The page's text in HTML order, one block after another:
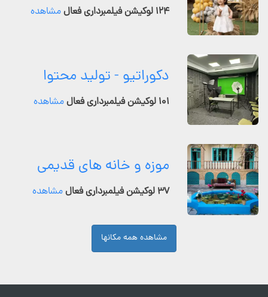
۱۲۴ لوکیشن فیلمبرداری فعال مشاهده
دکوراتیو - تولید محتوا
۱۰۱ لوکیشن فیلمبرداری فعال مشاهده
موزه و خانه های قدیمی
۳۷ لوکیشن فیلمبرداری فعال مشاهده
مشاهده همه مکانها